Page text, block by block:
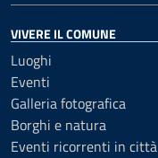
VIVERE IL COMUNE
Luoghi
Eventi
Galleria fotografica
Borghi e natura
Eventi ricorrenti in città